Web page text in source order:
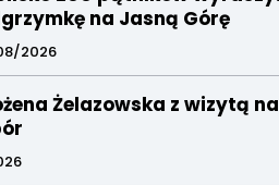
na Jasną Górę
2026
Żelazowska z wizytą na